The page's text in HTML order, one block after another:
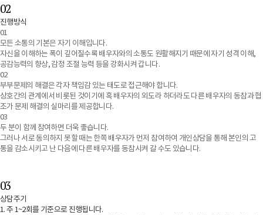
02
진행방식
01
모든 소통의 기본은 자기 이해입니다.
자신을 이해하는 폭이 깊어질수록 배우자와의 소통도 원활해지기 때문에 자기 성격 이해,
공감능력의 향상, 감정 조절 능력 등을 강화시켜 갑니다.
02
부부문제의 해결은 각자 책임감 있는 태도로 접근해야 합니다.
상호간의 관계에서 비롯된 것이기에 혹 배우자의 외도라 하더라도 다른 배우자의 동참과 협
조가 문제 해결의 실마리를 제공합니다.
03
두 분이 함께 참여하면 더욱 좋습니다.
그러나 서로 동의하지 못할 때는 한쪽 배우자가 먼저 참여하여 개인상담을 통해 본인의 고
통을 감소시키고 난 다음에 다른 배우자를 동참시켜 갈 수도 있습니다.
03
상담주기
1. 주 1~2회를 기준으로 진행됩니다.